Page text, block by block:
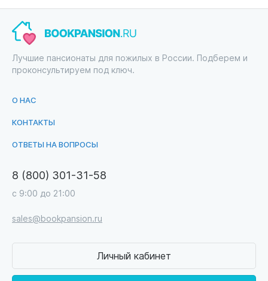
Лучшие пансионаты для пожилых в России. Подберем и
проконсультируем под ключ.
О НАС
КОНТАКТЫ
ОТВЕТЫ НА ВОПРОСЫ
8 (800) 301-31-58
с 9:00 до 21:00
sales@bookpansion.ru
Личный кабинет